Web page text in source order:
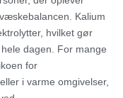
Kalium
hvilket gør
dagen. For mange
for
i varme omgivelser,